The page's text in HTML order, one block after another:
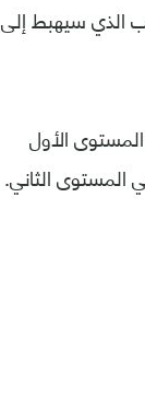
الذي سيهبط إلى
الأول
الثاني.